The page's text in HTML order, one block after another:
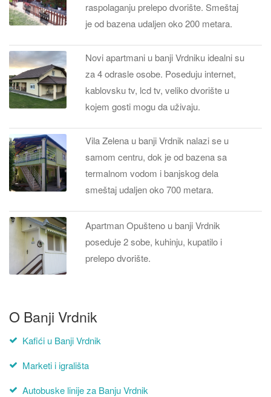
raspolaganju prelepo dvorište. Smeštaj
je od bazena udaljen oko 200 metara.
Novi apartmani u banji Vrdniku idealni su
za 4 odrasle osobe. Poseduju internet,
kablovsku tv, lcd tv, veliko dvorište u
kojem gosti mogu da uživaju.
Vila Zelena u banji Vrdnik nalazi se u
samom centru, dok je od bazena sa
termalnom vodom i banjskog dela
smeštaj udaljen oko 700 metara.
Apartman Opušteno u banji Vrdnik
poseduje 2 sobe, kuhinju, kupatilo i
prelepo dvorište.
O Banji Vrdnik
Kafići u Banji Vrdnik
Marketi i igrališta
Autobuske linije za Banju Vrdnik